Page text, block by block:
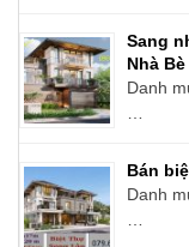
Sang
Nhà Bè
Danh
…
Bán
Danh
…